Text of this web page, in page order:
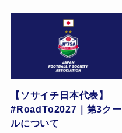
【ソサイチ日本代表】
#RoadTo2027｜第3クー
ルについて